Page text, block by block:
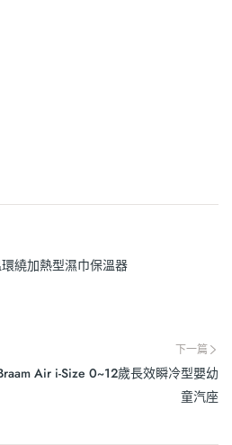
繞加熱型濕巾保溫器
下一篇
Air i-Size 0~12歲長效瞬冷型嬰幼
童汽座